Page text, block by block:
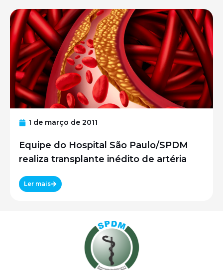
1 de março de 2011
Equipe do Hospital São Paulo/SPDM
realiza transplante inédito de artéria
Ler mais